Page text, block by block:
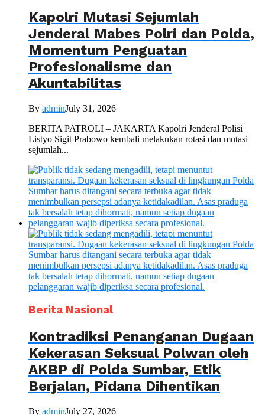
Kapolri Mutasi Sejumlah
Jenderal Mabes Polri dan Polda,
Momentum Penguatan
Profesionalisme dan
Akuntabilitas
By adminJuly 31, 2026
BERITA PATROLI – JAKARTA Kapolri Jenderal Polisi
Listyo Sigit Prabowo kembali melakukan rotasi dan mutasi
sejumlah...
Berita Nasional
Kontradiksi Penanganan Dugaan
Kekerasan Seksual Polwan oleh
AKBP di Polda Sumbar, Etik
Berjalan, Pidana Dihentikan
By adminJuly 27, 2026